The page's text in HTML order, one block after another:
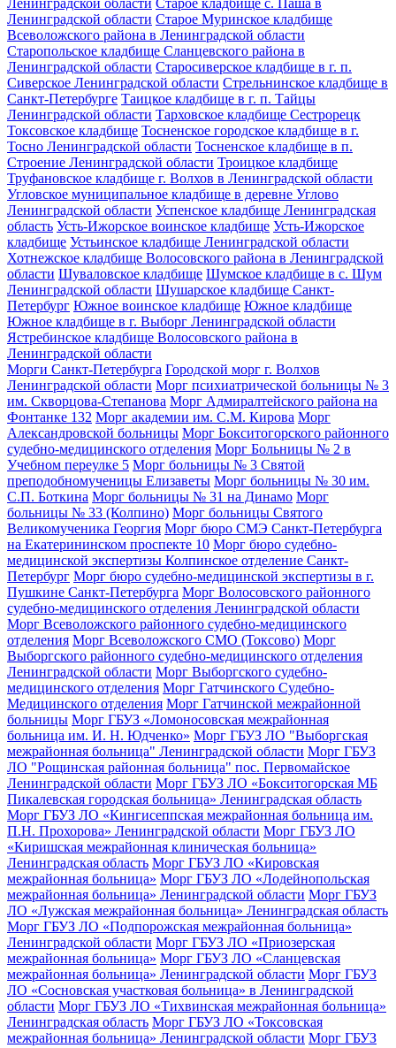
Ленинградской области Старое кладбище с. Паша в
Ленинградской области Старое Муринское кладбище
Всеволожского района в Ленинградской области
Старопольское кладбище Сланцевского района в
Ленинградской области Старосиверское кладбище в г. п.
Сиверское Ленинградской области Стрельнинское кладбище в
Санкт-Петербурге Таицкое кладбище в г. п. Тайцы
Ленинградской области Тарховское кладбище Сестрорецк
Токсовское кладбище Тосненское городское кладбище в г.
Тосно Ленинградской области Тосненское кладбище в п.
Строение Ленинградской области Троицкое кладбище
Труфановское кладбище г. Волхов в Ленинградской области
Угловское муниципальное кладбище в деревне Углово
Ленинградской области Успенское кладбище Ленинградская
область Усть-Ижорское воинское кладбище Усть-Ижорское
кладбище Устьинское кладбище Ленинградской области
Хотнежское кладбище Волосовского района в Ленинградской
области Шуваловское кладбище Шумское кладбище в с. Шум
Ленинградской области Шушарское кладбище Санкт-
Петербург Южное воинское кладбище Южное кладбище
Южное кладбище в г. Выборг Ленинградской области
Ястребинское кладбище Волосовского района в
Ленинградской области
Морги Санкт-Петербурга Городской морг г. Волхов
Ленинградской области Морг психиатрической больницы № 3
им. Скворцова-Степанова Морг Адмиралтейского района на
Фонтанке 132 Морг академии им. С.М. Кирова Морг
Александровской больницы Морг Бокситогорского районного
судебно-медицинского отделения Морг Больницы № 2 в
Учебном переулке 5 Морг больницы № 3 Святой
преподобномученицы Елизаветы Морг больницы № 30 им.
С.П. Боткина Морг больницы № 31 на Динамо Морг
больницы № 33 (Колпино) Морг больницы Святого
Великомученика Георгия Морг бюро СМЭ Санкт-Петербурга
на Екатерининском проспекте 10 Морг бюро судебно-
медицинской экспертизы Колпинское отделение Санкт-
Петербург Морг бюро судебно-медицинской экспертизы в г.
Пушкине Санкт-Петербурга Морг Волосовского районного
судебно-медицинского отделения Ленинградской области
Морг Всеволожского районного судебно-медицинского
отделения Морг Всеволожского СМО (Токсово) Морг
Выборгского районного судебно-медицинского отделения
Ленинградской области Морг Выборгского судебно-
медицинского отделения Морг Гатчинского Судебно-
Медицинского отделения Морг Гатчинской межрайонной
больницы Морг ГБУЗ «Ломоносовская межрайонная
больница им. И. Н. Юдченко» Морг ГБУЗ ЛО "Выборгская
межрайонная больница" Ленинградской области Морг ГБУЗ
ЛО "Рощинская районная больница" пос. Первомайское
Ленинградской области Морг ГБУЗ ЛО «Бокситогорская МБ
Пикалевская городская больница» Ленинградская область
Морг ГБУЗ ЛО «Кингисеппская межрайонная больница им.
П.Н. Прохорова» Ленинградской области Морг ГБУЗ ЛО
«Киришская межрайонная клиническая больница»
Ленинградская область Морг ГБУЗ ЛО «Кировская
межрайонная больница» Морг ГБУЗ ЛО «Лодейнопольская
межрайонная больница» Ленинградской области Морг ГБУЗ
ЛО «Лужская межрайонная больница» Ленинградская область
Морг ГБУЗ ЛО «Подпорожская межрайонная больница»
Ленинградской области Морг ГБУЗ ЛО «Приозерская
межрайонная больница» Морг ГБУЗ ЛО «Сланцевская
межрайонная больница» Ленинградской области Морг ГБУЗ
ЛО «Сосновская участковая больница» в Ленинградской
области Морг ГБУЗ ЛО «Тихвинская межрайонная больница»
Ленинградская область Морг ГБУЗ ЛО «Токсовская
межрайонная больница» Ленинградской области Морг ГБУЗ